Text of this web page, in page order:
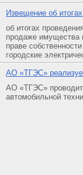
Извещение об
об итогах
продаже имущества
праве
городские
АO «ТГЭС»
АО «ТГЭС»
автомобильной